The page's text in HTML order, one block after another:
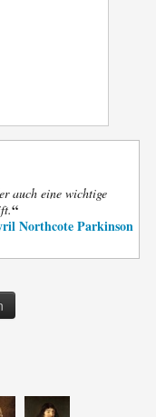
auch eine wichtige
“
Northcote Parkinson